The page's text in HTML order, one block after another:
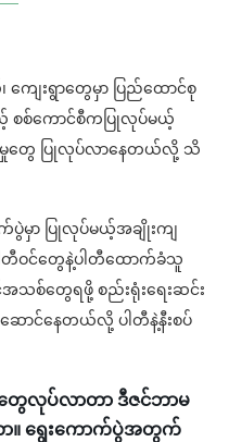
ျေးရွာတွေမှာ ပြည်ထောင်စု
ယ့် စစ်ကောင်စီကပြုလုပ်မယ့်
မှုတွေ ပြုလုပ်လာနေတယ်လို့ သိ
ပွဲမှာ ပြုလုပ်မယ့်အချိုးကျ
ါတီဝင်တွေနဲ့ပါတီထောက်ခံသူ
အသစ်တွေရဖို့ စည်းရုံးရေးဆင်း
ောင်နေတယ်လို့ ပါတီနဲ့နီးစပ်
တွေလုပ်လာတာ ဒီဇင်ဘာမ
ရွေးကောက်ပွဲအတွက်